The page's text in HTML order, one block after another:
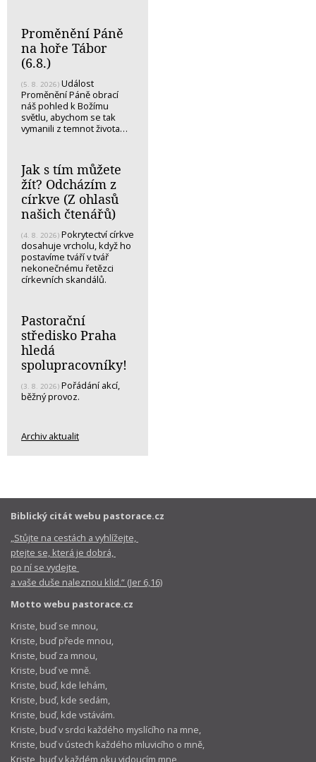
Proměnění Páně
na hoře Tábor
(6.8.)
(5. 8. 2026) Událost
Proměnění Páně obrací
náš pohled k Božímu
světlu, abychom se tak
vymanili z temnot života…
Jak s tím můžete
žít? Odcházím z
církve (Z ohlasů
našich čtenářů)
(4. 8. 2026) Pokrytectví církve
dosahuje vrcholu, když ho
postavíme tváří v tvář
nekonečnému řetězci
církevních skandálů.
Pastorační
středisko Praha
hledá
spolupracovníky!
(3. 8. 2026) Pořádání akcí,
běžný provoz.
Archiv aktualit
Biblický citát webu pastorace.cz
„Stůjte na cestách a vyhlížejte,
ptejte se, která je dobrá,
po ní se vydejte
a vaše duše naleznou klid.“ (Jer 6,16)
Motto webu pastorace.cz
Kriste, buď se mnou,
Kriste, buď přede mnou,
Kriste, buď za mnou,
Kriste, buď ve mně.
Kriste, buď, kde lehám,
Kriste, buď, kde sedám,
Kriste, buď, kde vstávám.
Kriste, buď v srdci každého myslícího na mne,
Kriste, buď v ústech každého mluvicího o mně,
Kriste, buď v každém oku vidoucím mne,